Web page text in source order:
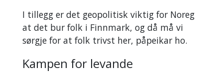
I tillegg er det geopolitisk viktig for Noreg
at det bur folk i Finnmark, og då må vi
sørgje for at folk trivst her, påpeikar ho.
Kampen for levande